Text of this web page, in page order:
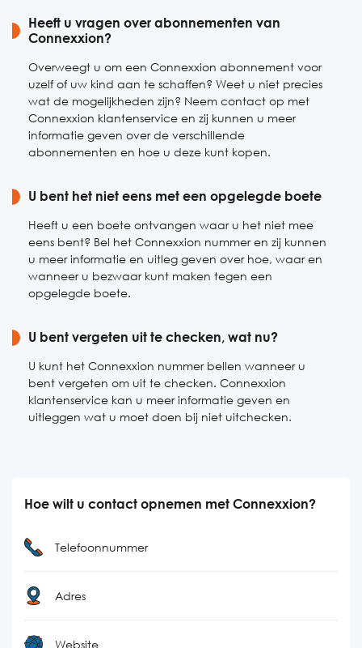
Heeft u vragen over abonnementen van
Connexxion?
Overweegt u om een Connexxion abonnement voor
uzelf of uw kind aan te schaffen? Weet u niet precies
wat de mogelijkheden zijn? Neem contact op met
Connexxion klantenservice en zij kunnen u meer
informatie geven over de verschillende
abonnementen en hoe u deze kunt kopen.
U bent het niet eens met een opgelegde boete
Heeft u een boete ontvangen waar u het niet mee
eens bent? Bel het Connexxion nummer en zij kunnen
u meer informatie en uitleg geven over hoe, waar en
wanneer u bezwaar kunt maken tegen een
opgelegde boete.
U bent vergeten uit te checken, wat nu?
U kunt het Connexxion nummer bellen wanneer u
bent vergeten om uit te checken. Connexxion
klantenservice kan u meer informatie geven en
uitleggen wat u moet doen bij niet uitchecken.
Hoe wilt u contact opnemen met Connexxion?
Telefoonnummer
Adres
Website